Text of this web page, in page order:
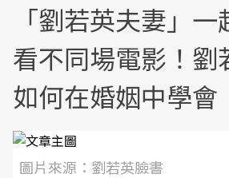
「劉若英夫妻」
看不同場電影！劉
如何在婚姻中學會
圖片來源：劉若英臉書